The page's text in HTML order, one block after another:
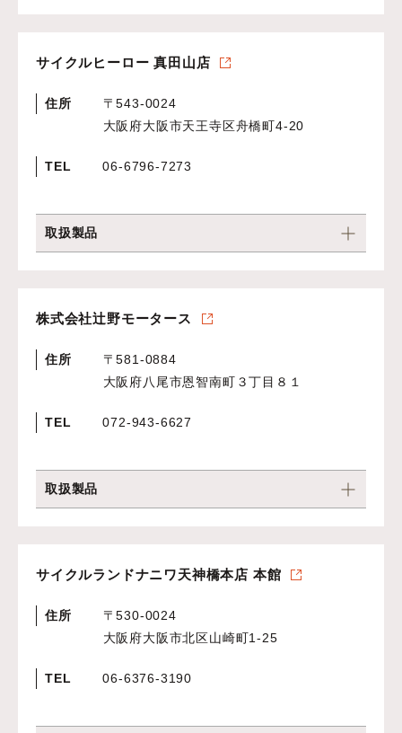
サイクルヒーロー 真田山店
住所
〒543-0024
大阪府大阪市天王寺区舟橋町4-20
TEL 06-6796-7273
取扱製品
株式会社辻野モータース
住所
〒581-0884
大阪府八尾市恩智南町３丁目８１
TEL 072-943-6627
取扱製品
サイクルランドナニワ天神橋本店 本館
住所
〒530-0024
大阪府大阪市北区山崎町1-25
TEL 06-6376-3190